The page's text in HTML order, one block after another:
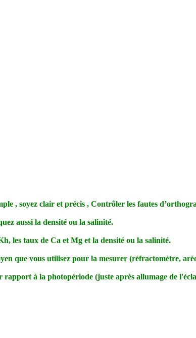
, soyez clair et précis , Contrôler les fautes
aussi la densité ou la salinité.
les taux de Ca et Mg et la densité ou la salinité.
que vous utilisez pour la mesurer (réfractomètre,
à la photopériode (juste après allumage de